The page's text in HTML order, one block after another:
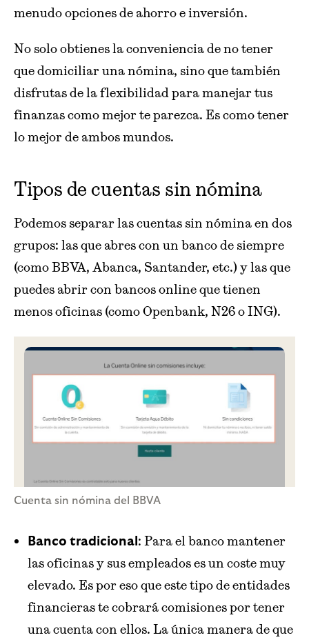
menudo opciones de ahorro e inversión.
No solo obtienes la conveniencia de no tener
que domiciliar una nómina, sino que también
disfrutas de la flexibilidad para manejar tus
finanzas como mejor te parezca. Es como tener
lo mejor de ambos mundos.
Tipos de cuentas sin nómina
Podemos separar las cuentas sin nómina en dos
grupos: las que abres con un banco de siempre
(como BBVA, Abanca, Santander, etc.) y las que
puedes abrir con bancos online que tienen
menos oficinas (como Openbank, N26 o ING).
Cuenta sin nómina del BBVA
Banco tradicional : Para el banco mantener
las oficinas y sus empleados es un coste muy
elevado. Es por eso que este tipo de entidades
financieras te cobrará comisiones por tener
una cuenta con ellos. La única manera de que